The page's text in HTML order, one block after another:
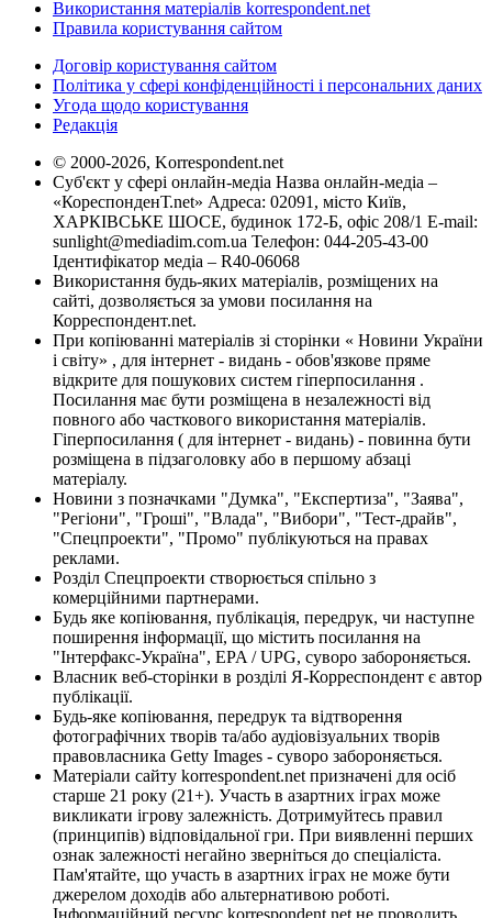
Використання матеріалів korrespondent.net
Правила користування сайтом
Договір користування сайтом
Політика у сфері конфіденційності і персональних даних
Угода щодо користування
Редакція
© 2000-2026, Korrespondent.net
Суб'єкт у сфері онлайн-медіа Назва онлайн-медіа –
«КореспонденТ.net» Адреса: 02091, місто Київ,
ХАРКІВСЬКЕ ШОСЕ, будинок 172-Б, офіс 208/1 E-mail:
sunlight@mediadim.com.ua Телефон: 044-205-43-00
Ідентифікатор медіа – R40-06068
Використання будь-яких матеріалів, розміщених на
сайті, дозволяється за умови посилання на
Корреспондент.net.
При копіюванні матеріалів зі сторінки « Новини України
і світу» , для інтернет - видань - обов'язкове пряме
відкрите для пошукових систем гіперпосилання .
Посилання має бути розміщена в незалежності від
повного або часткового використання матеріалів.
Гіперпосилання ( для інтернет - видань) - повинна бути
розміщена в підзаголовку або в першому абзаці
матеріалу.
Новини з позначками "Думка", "Експертиза", "Заява",
"Регіони", "Гроші", "Влада", "Вибори", "Тест-драйв",
"Спецпроекти", "Промо" публікуються на правах
реклами.
Розділ Спецпроекти створюється спільно з
комерційними партнерами.
Будь яке копіювання, публікація, передрук, чи наступне
поширення інформації, що містить посилання на
"Інтерфакс-Україна", EPA / UPG, суворо забороняється.
Власник веб-сторінки в розділі Я-Корреспондент є автор
публікації.
Будь-яке копіювання, передрук та відтворення
фотографічних творів та/або аудіовізуальних творів
правовласника Getty Images - суворо забороняється.
Матеріали сайту korrespondent.net призначені для осіб
старше 21 року (21+). Участь в азартних іграх може
викликати ігрову залежність. Дотримуйтесь правил
(принципів) відповідальної гри. При виявленні перших
ознак залежності негайно зверніться до спеціаліста.
Пам'ятайте, що участь в азартних іграх не може бути
джерелом доходів або альтернативою роботі.